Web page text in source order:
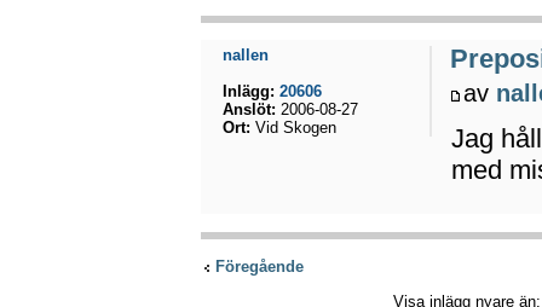
av
Jag
med
nallen
Inlägg: 20606
Anslöt: 2006-08-27
Ort: Vid Skogen
Föregående
Visa inlägg nyare